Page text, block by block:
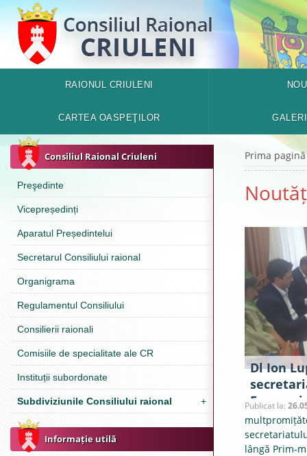
RAIONUL CRIULENI
CARTEA OASPEŢILOR
Consiliul Raional Criuleni
Preşedinte
Vicepreședinți
Aparatul Președintelui
Secretarul Consiliului raional
Organigrama
Regulamentul Consiliului
Consilierii raionali
Comisiile de specialitate ale CR
Instituții subordonate
Subdiviziunile Consiliului raional +
Informație utilă
Prima pagină
Dl Ion
în vizită
Publicat la:
lângă Prim-